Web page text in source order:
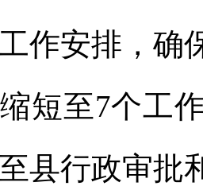
作安排，确
短至7个工
县行政审批